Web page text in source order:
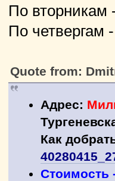
По вторникам
По четвергам
Quote from:
Адрес:
Как
Стоимость